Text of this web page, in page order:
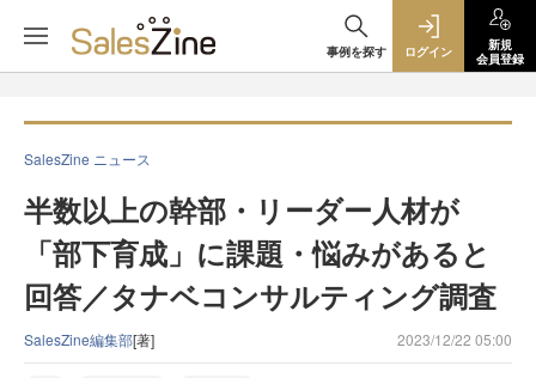
事例を探す ログイン
新規
会員登録
SalesZine ニュース
半数以上の幹部・リーダー人材が
「部下育成」に課題・悩みがあると
回答／タナベコンサルティング調査
SalesZine編集部[著] 2023/12/22 05:00